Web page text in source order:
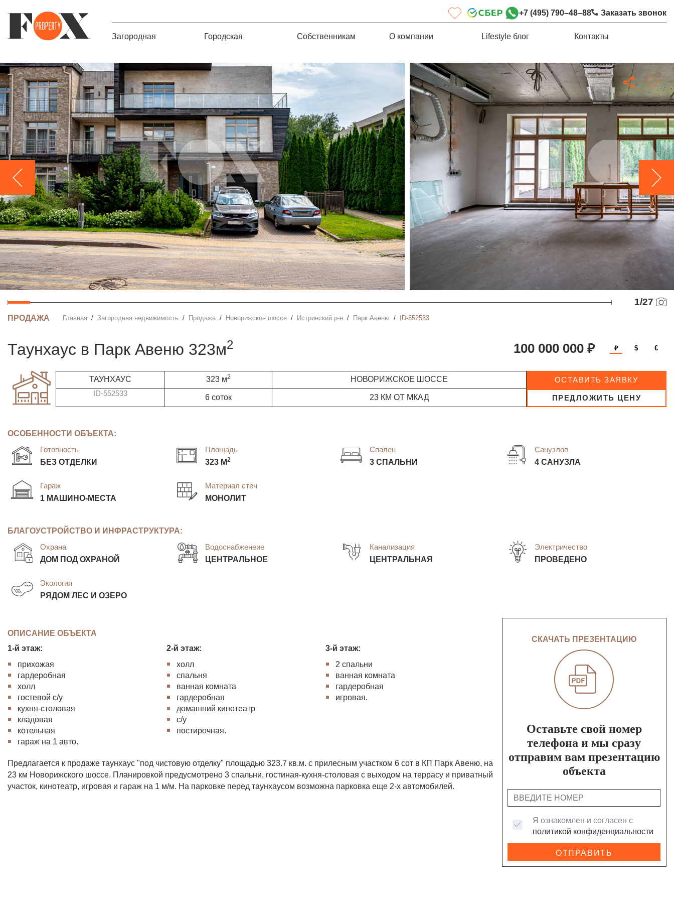
+7 (495) 790–48–88 Заказать звонок
Загородная Городская Собственникам О компании Lifestyle блог Контакты
1/27
ПРОДАЖА Главная Загородная недвижимость Продажа Новорижское шоссе Истринский р-н Парк Авеню ID-552533
таунхаус в Парк Авеню 323м2 100 000 000 ₽ ₽ $ €
ТАУНХАУС 323 м2 НОВОРИЖСКОЕ ШОССЕ
ID-552533 6 соток 23 КМ ОТ МКАД
ОСТАВИТЬ ЗАЯВКУ
ПРЕДЛОЖИТЬ ЦЕНУ
ОСОБЕННОСТИ ОБЪЕКТА:
Готовность
БЕЗ ОТДЕЛКИ
Площадь
323 М2
Спален
3 СПАЛЬНИ
Санузлов
4 САНУЗЛА
Гараж
1 МАШИНО-МЕСТА
Материал стен
МОНОЛИТ
БЛАГОУСТРОЙСТВО И ИНФРАСТРУКТУРА:
Охрана
ДОМ ПОД ОХРАНОЙ
Водоснабженеие
ЦЕНТРАЛЬНОЕ
Канализация
ЦЕНТРАЛЬНАЯ
Электричество
ПРОВЕДЕНО
Экология
РЯДОМ ЛЕС И ОЗЕРО
ОПИСАНИЕ ОБЪЕКТА
1-й этаж:
прихожая
гардеробная
холл
гостевой с/у
кухня-столовая
кладовая
котельная
гараж на 1 авто.
2-й этаж:
холл
спальня
ванная комната
гардеробная
домашний кинотеатр
с/у
постирочная.
3-й этаж:
2 спальни
ванная комната
гардеробная
игровая.
Предлагается к продаже таунхаус "под чистовую отделку" площадью 323.7 кв.м. с прилесным участком 6 сот в КП Парк Авеню, на
23 км Новорижского шоссе. Планировкой предусмотрено 3 спальни, гостиная-кухня-столовая с выходом на террасу и приватный
участок, кинотеатр, игровая и гараж на 1 м/м. На парковке перед таунхаусом возможна парковка еще 2-х автомобилей.
СКАЧАТЬ ПРЕЗЕНТАЦИЮ
Оставьте свой номер
телефона и мы сразу
отправим вам презентацию
объекта
Я ознакомлен и согласен с
политикой конфиденциальности
ОТПРАВИТЬ